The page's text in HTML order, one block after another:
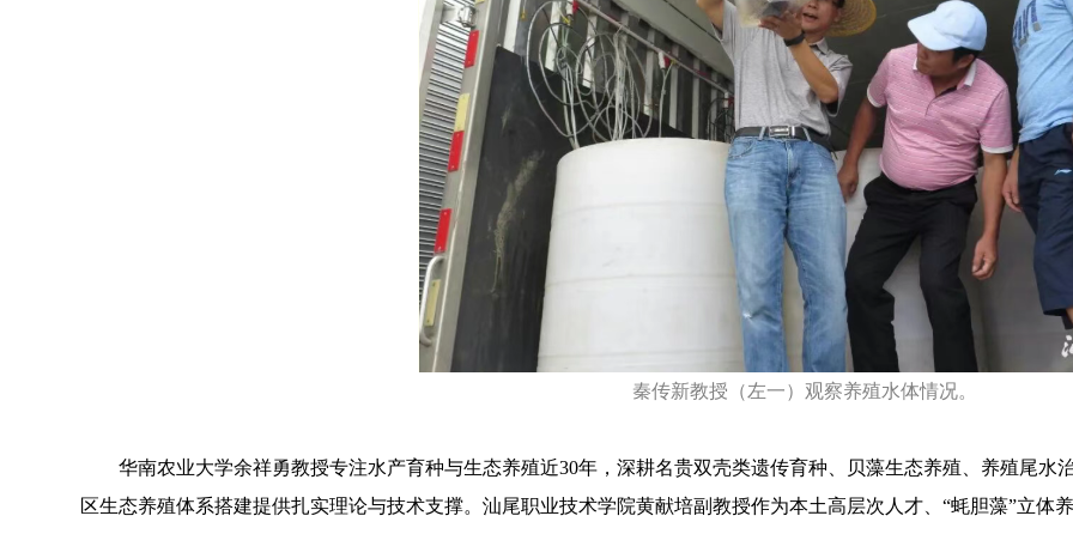
秦传新教授（左一）观察养殖水体情况。
华南农业大学余祥勇教授专注水产育种与生态养殖近30年，深耕名贵双壳类遗传育种、贝藻生态养殖、养殖尾水
区生态养殖体系搭建提供扎实理论与技术支撑。汕尾职业技术学院黄献培副教授作为本土高层次人才、“蚝胆藻”立体